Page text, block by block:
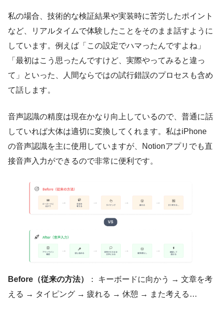
私の場合、技術的な検証結果や実装時に苦労したポイント
など、リアルタイムで体験したことをそのまま話すように
しています。例えば「この設定でハマったんですよね」
「最初はこう思ったんですけど、実際やってみると違っ
て」といった、人間ならではの試行錯誤のプロセスも含め
て話します。
音声認識の精度は現在かなり向上しているので、普通に話
していれば大体は適切に変換してくれます。私はiPhone
の音声認識を主に使用していますが、Notionアプリでも直
接音声入力ができるので非常に便利です。
Before（従来の方法）
： キーボードに向かう → 文章を考
える → タイピング → 疲れる → 休憩 → また考える…